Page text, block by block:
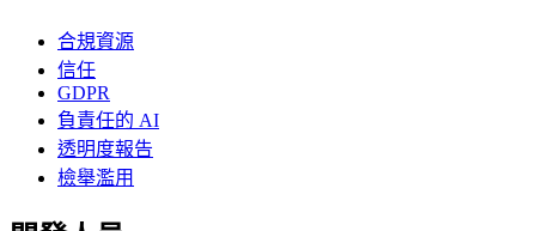
合規資源
信任
GDPR
負責任的 AI
透明度報告
檢舉濫用